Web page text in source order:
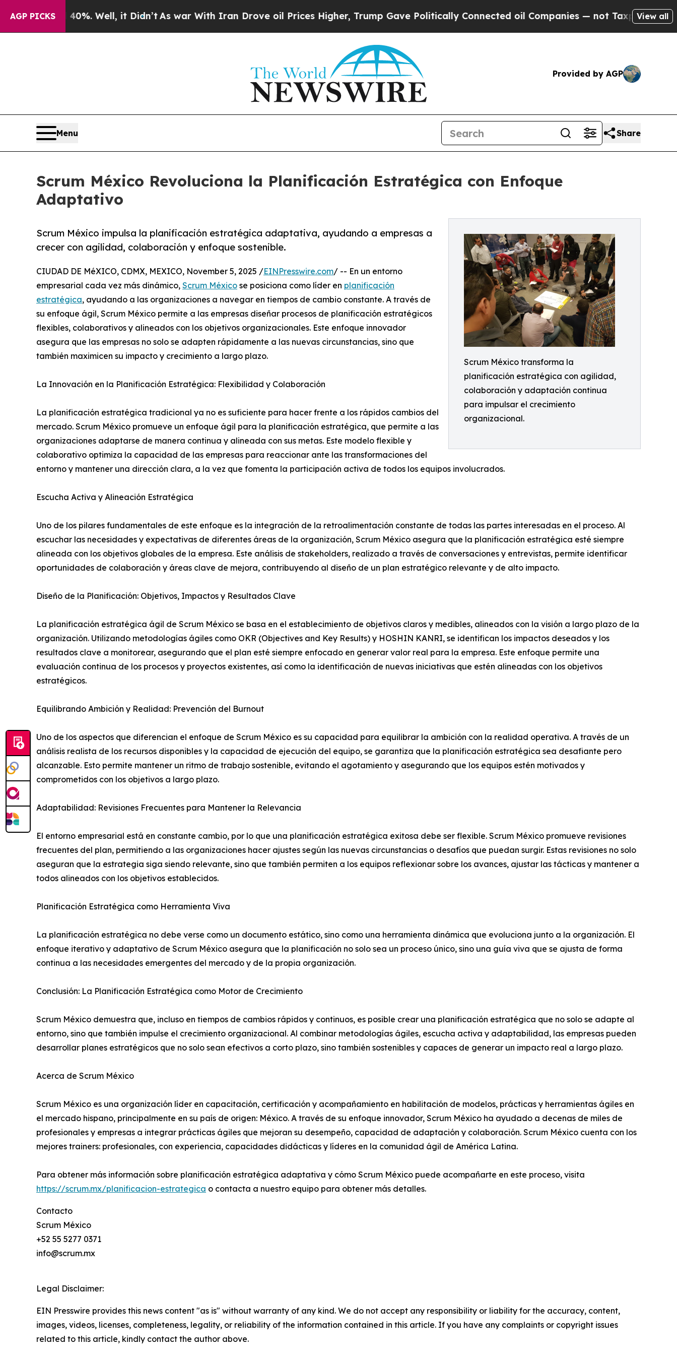
AGP PICKS
40%. Well, it Didn’tAs war With Iran Drove oil Prices Higher, Trump Gave Politically Connected oil Companies — not Taxpayers — theView all
Provided by AGP
Menu Share
Scrum México Revoluciona la Planificación Estratégica con Enfoque
Adaptativo
Scrum México transforma la
planificación estratégica con agilidad,
colaboración y adaptación continua
para impulsar el crecimiento
organizacional.
Scrum México impulsa la planificación estratégica adaptativa, ayudando a empresas a
crecer con agilidad, colaboración y enfoque sostenible.
CIUDAD DE MéXICO, CDMX, MEXICO, November 5, 2025 /EINPresswire.com/ -- En un entorno
empresarial cada vez más dinámico, Scrum México se posiciona como líder en planificación
estratégica, ayudando a las organizaciones a navegar en tiempos de cambio constante. A través de
su enfoque ágil, Scrum México permite a las empresas diseñar procesos de planificación estratégicos
flexibles, colaborativos y alineados con los objetivos organizacionales. Este enfoque innovador
asegura que las empresas no solo se adapten rápidamente a las nuevas circunstancias, sino que
también maximicen su impacto y crecimiento a largo plazo.
La Innovación en la Planificación Estratégica: Flexibilidad y Colaboración
La planificación estratégica tradicional ya no es suficiente para hacer frente a los rápidos cambios del
mercado. Scrum México promueve un enfoque ágil para la planificación estratégica, que permite a las
organizaciones adaptarse de manera continua y alineada con sus metas. Este modelo flexible y
colaborativo optimiza la capacidad de las empresas para reaccionar ante las transformaciones del
entorno y mantener una dirección clara, a la vez que fomenta la participación activa de todos los equipos involucrados.
Escucha Activa y Alineación Estratégica
Uno de los pilares fundamentales de este enfoque es la integración de la retroalimentación constante de todas las partes interesadas en el proceso. Al
escuchar las necesidades y expectativas de diferentes áreas de la organización, Scrum México asegura que la planificación estratégica esté siempre
alineada con los objetivos globales de la empresa. Este análisis de stakeholders, realizado a través de conversaciones y entrevistas, permite identificar
oportunidades de colaboración y áreas clave de mejora, contribuyendo al diseño de un plan estratégico relevante y de alto impacto.
Diseño de la Planificación: Objetivos, Impactos y Resultados Clave
La planificación estratégica ágil de Scrum México se basa en el establecimiento de objetivos claros y medibles, alineados con la visión a largo plazo de la
organización. Utilizando metodologías ágiles como OKR (Objectives and Key Results) y HOSHIN KANRI, se identifican los impactos deseados y los
resultados clave a monitorear, asegurando que el plan esté siempre enfocado en generar valor real para la empresa. Este enfoque permite una
evaluación continua de los procesos y proyectos existentes, así como la identificación de nuevas iniciativas que estén alineadas con los objetivos
estratégicos.
Equilibrando Ambición y Realidad: Prevención del Burnout
Uno de los aspectos que diferencian el enfoque de Scrum México es su capacidad para equilibrar la ambición con la realidad operativa. A través de un
análisis realista de los recursos disponibles y la capacidad de ejecución del equipo, se garantiza que la planificación estratégica sea desafiante pero
alcanzable. Esto permite mantener un ritmo de trabajo sostenible, evitando el agotamiento y asegurando que los equipos estén motivados y
comprometidos con los objetivos a largo plazo.
Adaptabilidad: Revisiones Frecuentes para Mantener la Relevancia
El entorno empresarial está en constante cambio, por lo que una planificación estratégica exitosa debe ser flexible. Scrum México promueve revisiones
frecuentes del plan, permitiendo a las organizaciones hacer ajustes según las nuevas circunstancias o desafíos que puedan surgir. Estas revisiones no solo
aseguran que la estrategia siga siendo relevante, sino que también permiten a los equipos reflexionar sobre los avances, ajustar las tácticas y mantener a
todos alineados con los objetivos establecidos.
Planificación Estratégica como Herramienta Viva
La planificación estratégica no debe verse como un documento estático, sino como una herramienta dinámica que evoluciona junto a la organización. El
enfoque iterativo y adaptativo de Scrum México asegura que la planificación no solo sea un proceso único, sino una guía viva que se ajusta de forma
continua a las necesidades emergentes del mercado y de la propia organización.
Conclusión: La Planificación Estratégica como Motor de Crecimiento
Scrum México demuestra que, incluso en tiempos de cambios rápidos y continuos, es posible crear una planificación estratégica que no solo se adapte al
entorno, sino que también impulse el crecimiento organizacional. Al combinar metodologías ágiles, escucha activa y adaptabilidad, las empresas pueden
desarrollar planes estratégicos que no solo sean efectivos a corto plazo, sino también sostenibles y capaces de generar un impacto real a largo plazo.
Acerca de Scrum México
Scrum México es una organización líder en capacitación, certificación y acompañamiento en habilitación de modelos, prácticas y herramientas ágiles en
el mercado hispano, principalmente en su país de origen: México. A través de su enfoque innovador, Scrum México ha ayudado a decenas de miles de
profesionales y empresas a integrar prácticas ágiles que mejoran su desempeño, capacidad de adaptación y colaboración. Scrum México cuenta con los
mejores trainers: profesionales, con experiencia, capacidades didácticas y líderes en la comunidad ágil de América Latina.
Para obtener más información sobre planificación estratégica adaptativa y cómo Scrum México puede acompañarte en este proceso, visita
https://scrum.mx/planificacion-estrategica o contacta a nuestro equipo para obtener más detalles.
Contacto
Scrum México
+52 55 5277 0371
info@scrum.mx
Legal Disclaimer:
EIN Presswire provides this news content "as is" without warranty of any kind. We do not accept any responsibility or liability for the accuracy, content,
images, videos, licenses, completeness, legality, or reliability of the information contained in this article. If you have any complaints or copyright issues
related to this article, kindly contact the author above.